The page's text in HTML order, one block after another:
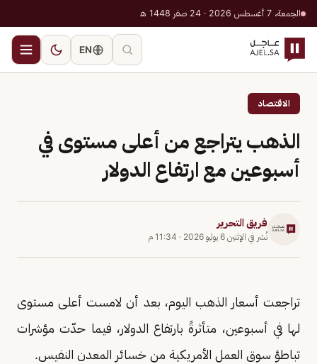
الجمعة، 7 أغسطس 2026 · 24 صفر 1448 هـ
EN
الاقتصاد
الذهب يتراجع من أعلى مستوى في
أسبوعين مع ارتفاع الدولار
فريق التحرير
نُشر في الإثنين 6 يوليو 2026 · 11:34 م
تراجعت أسعار الذهب اليوم، بعد أن لامست أعلى مستوى
لها في أسبوعين، متأثرةً بارتفاع الدولار، فيما حدّت مؤشرات
تباطؤ سوق العمل الأمريكية من خسائر المعدن النفيس.